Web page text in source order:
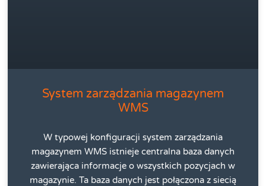
System zarządzania magazynem
WMS
W typowej konfiguracji system zarządzania
magazynem WMS istnieje centralna baza danych
zawierająca informacje o wszystkich pozycjach w
magazynie. Ta baza danych jest połączona z siecią